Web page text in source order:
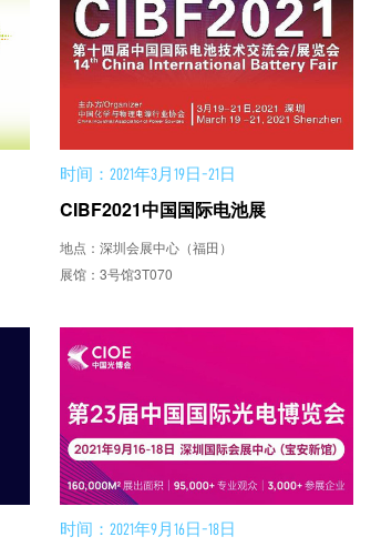
时间：2021年3月19日-21日
CIBF2021中国国际电池展
地点：深圳会展中心（福田）
展馆：3号馆3T070
时间：2021年9月16日-18日